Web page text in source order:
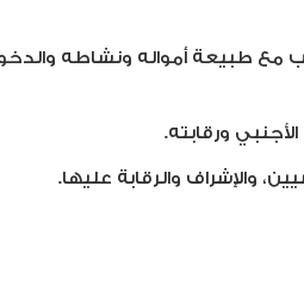
مع طبيعة أمواله ونشاطه
ورقابته.
والإشراف والرقابة عليها.